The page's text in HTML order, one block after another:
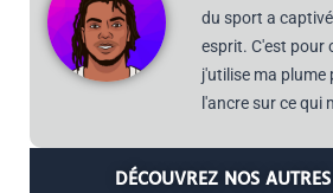
du sport a
esprit. C'est pour
j'utilise ma plume
l'ancre sur ce qui
DÉCOUVREZ NOS